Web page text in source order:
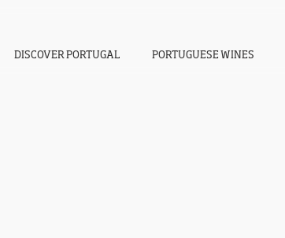
DISCOVER PORTUGAL PORTUGUESE WINES